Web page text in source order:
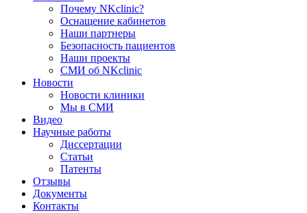
Почему NKclinic?
Оснащение кабинетов
Наши партнеры
Безопасность пациентов
Наши проекты
СМИ об NKclinic
Новости
Новости клиники
Мы в СМИ
Видео
Научные работы
Диссертации
Статьи
Патенты
Отзывы
Документы
Контакты